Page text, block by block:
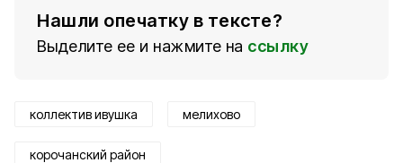
Нашли опечатку в тексте?
Выделите ее и нажмите на ссылку
коллектив ивушка мелихово
корочанский район